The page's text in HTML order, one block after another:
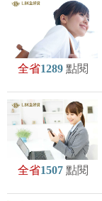
全省1289 點閱
全省1507 點閱